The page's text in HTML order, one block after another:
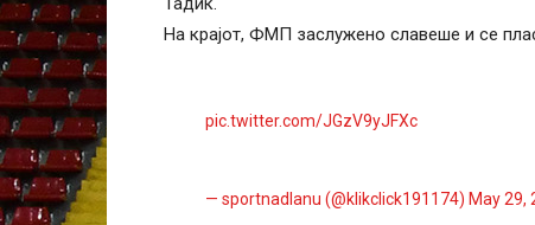
На крајот, ФМП заслужено славеше и се
pic.twitter.com/JGzV9yJFXc
— sportnadlanu (@klikclick191174) May 29,